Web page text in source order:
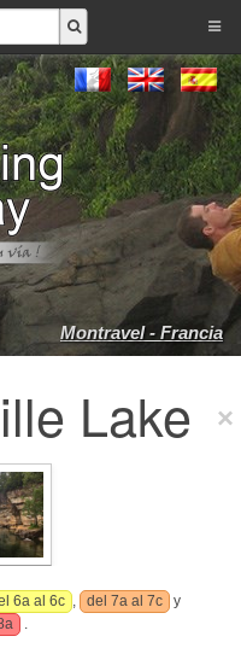
Montravel - Francia
Lake
6a al 6c , del 7a al 7c
y
.